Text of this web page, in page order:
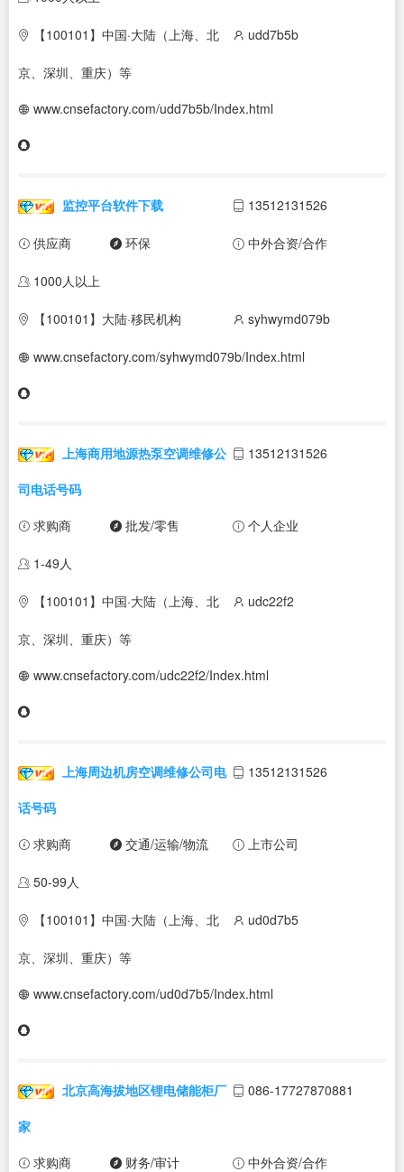
【100101】中国·大陆（上海、北
京、深圳、重庆）等
udd7b5b
www.cnsefactory.com/udd7b5b/Index.html
监控平台软件下载 13512131526
供应商 环保 中外合资/合作
1000人以上
【100101】大陆·移民机构 syhwymd079b
www.cnsefactory.com/syhwymd079b/Index.html
上海商用地源热泵空调维修公
司电话号码
13512131526
求购商 批发/零售 个人企业
1-49人
【100101】中国·大陆（上海、北
京、深圳、重庆）等
udc22f2
www.cnsefactory.com/udc22f2/Index.html
上海周边机房空调维修公司电
话号码
13512131526
求购商 交通/运输/物流 上市公司
50-99人
【100101】中国·大陆（上海、北
京、深圳、重庆）等
ud0d7b5
www.cnsefactory.com/ud0d7b5/Index.html
北京高海拔地区锂电储能柜厂
家
086-17727870881
求购商 财务/审计 中外合资/合作